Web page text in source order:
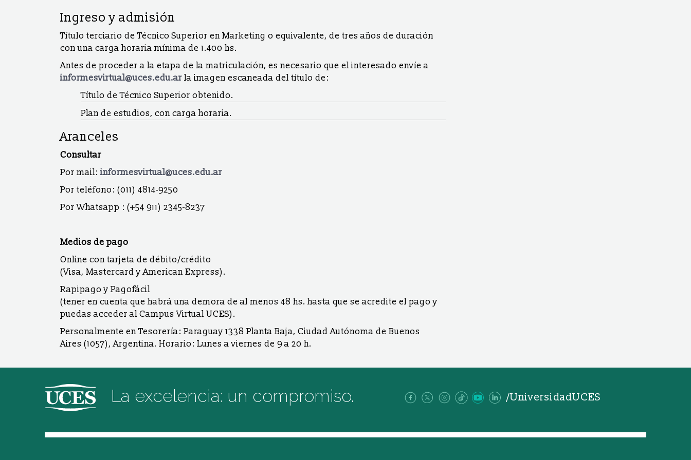
Ingreso y admisión
Título terciario de Técnico Superior en Marketing o equivalente, de tres años de duración
con una carga horaria mínima de 1.400 hs.
Antes de proceder a la etapa de la matriculación, es necesario que el interesado envíe a
informesvirtual@uces.edu.arla imagen escaneada del título de:
Título de Técnico Superior obtenido.
Plan de estudios, con carga horaria.
Aranceles
Consultar
Por mail: informesvirtual@uces.edu.ar
Por teléfono: (011) 4814-9250
Por Whatsapp : (+54 911) 2345-8237
Medios de pago
Online con tarjeta de débito/crédito
(Visa, Mastercard y American Express).
Rapipago y Pagofácil
(tener en cuenta que habrá una demora de al menos 48 hs. hasta que se acredite el pago y
puedas acceder al Campus Virtual UCES).
Personalmente en Tesorería: Paraguay 1338 Planta Baja, Ciudad Autónoma de Buenos
Aires (1057), Argentina. Horario: Lunes a viernes de 9 a 20 h.
La excelencia: un compromiso. /UniversidadUCES